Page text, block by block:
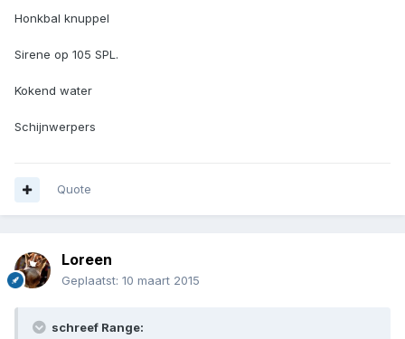
Honkbal knuppel
Sirene op 105 SPL.
Kokend water
Schijnwerpers
Quote
Loreen
Geplaatst: 10 maart 2015
schreef Range: